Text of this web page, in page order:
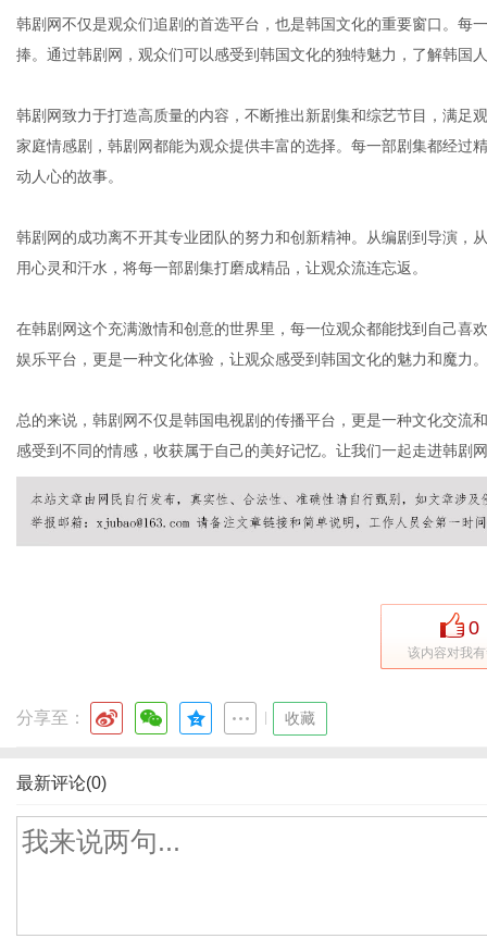
韩剧网不仅是观众们追剧的首选平台，也是韩国文化的重要窗口。每
捧。通过韩剧网，观众们可以感受到韩国文化的独特魅力，了解韩国
韩剧网致力于打造高质量的内容，不断推出新剧集和综艺节目，满足
家庭情感剧，韩剧网都能为观众提供丰富的选择。每一部剧集都经过
动人心的故事。
韩剧网的成功离不开其专业团队的努力和创新精神。从编剧到导演，
用心灵和汗水，将每一部剧集打磨成精品，让观众流连忘返。
在韩剧网这个充满激情和创意的世界里，每一位观众都能找到自己喜
娱乐平台，更是一种文化体验，让观众感受到韩国文化的魅力和魔力。
总的来说，韩剧网不仅是韩国电视剧的传播平台，更是一种文化交流
感受到不同的情感，收获属于自己的美好记忆。让我们一起走进韩剧
0
该内容对我
分享至： 收藏
最新评论(0)